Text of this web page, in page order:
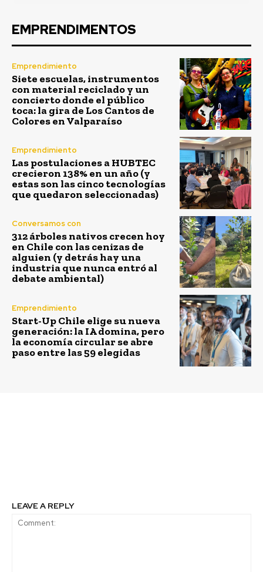
EMPRENDIMENTOS
Emprendimiento
Siete escuelas, instrumentos
con material reciclado y un
concierto donde el público
toca: la gira de Los Cantos de
Colores en Valparaíso
Emprendimiento
Las postulaciones a HUBTEC
crecieron 138% en un año (y
estas son las cinco tecnologías
que quedaron seleccionadas)
Conversamos con
312 árboles nativos crecen hoy
en Chile con las cenizas de
alguien (y detrás hay una
industria que nunca entró al
debate ambiental)
Emprendimiento
Start-Up Chile elige su nueva
generación: la IA domina, pero
la economía circular se abre
paso entre las 59 elegidas
LEAVE A REPLY